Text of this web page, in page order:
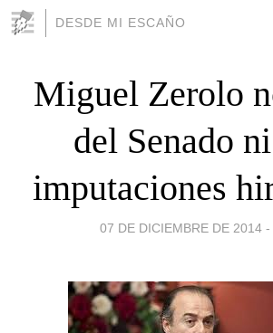
DESDE MI ESCAÑO
Miguel Zerolo
del Senado
imputaciones
07 DE DICIEMBRE DE 2014